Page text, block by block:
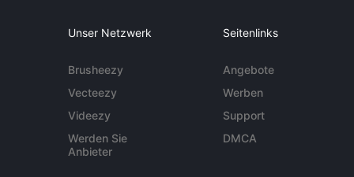
Unser Netzwerk
Brusheezy
Vecteezy
Videezy
Werden Sie
Anbieter
Seitenlinks
Angebote
Werben
Support
DMCA